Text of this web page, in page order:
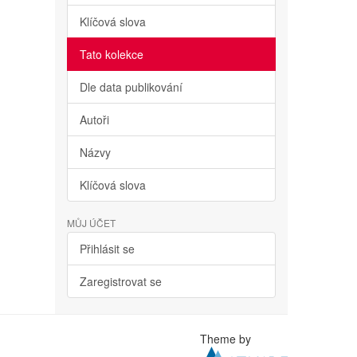
Klíčová slova
Tato kolekce
Dle data publikování
Autoři
Názvy
Klíčová slova
MŮJ ÚČET
Přihlásit se
Zaregistrovat se
Theme by